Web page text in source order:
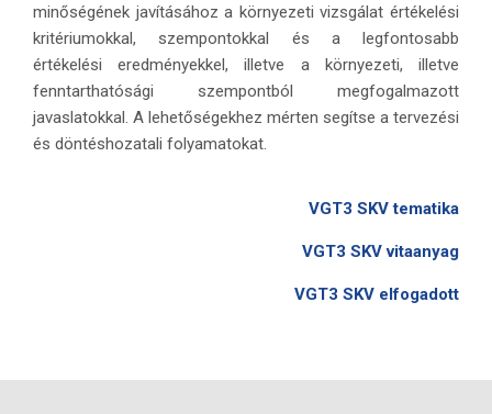
minőségének javításához a környezeti vizsgálat értékelési
kritériumokkal, szempontokkal és a legfontosabb
értékelési eredményekkel, illetve a környezeti, illetve
fenntarthatósági szempontból megfogalmazott
javaslatokkal. A lehetőségekhez mérten segítse a tervezési
és döntéshozatali folyamatokat.
VGT3 SKV tematika
VGT3 SKV vitaanyag
VGT3 SKV elfogadott